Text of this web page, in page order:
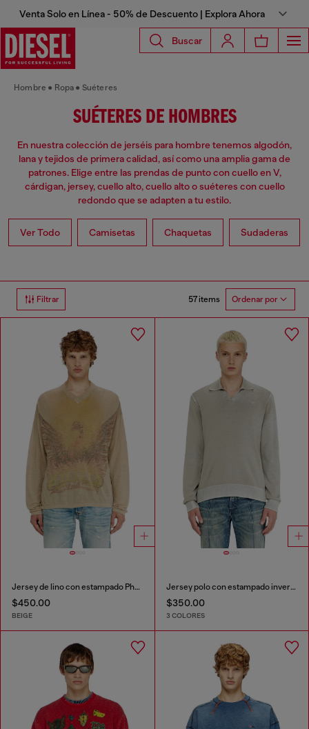
Venta Solo en Línea - 50% de Descuento | Explora Ahora
Buscar
Hombre Ropa Suéteres
SUÉTERES DE HOMBRES
En nuestra colección de jerséis para hombre tenemos algodón,
lana y tejidos de primera calidad, así como una amplia gama de
patrones. Elige entre las prendas de punto con cuello en V,
cárdigan, jersey, cuello alto, cuello alto o suéteres con cuello
redondo que se adapten a tu estilo.
Ver Todo Camisetas Chaquetas Sudaderas
Filtrar 57 items Ordenar por
Jersey de lino con estampado Phoenix desgastado
$450.00
BEIGE
Jersey polo con estampado inverso desteñido
$350.00
3 COLORES